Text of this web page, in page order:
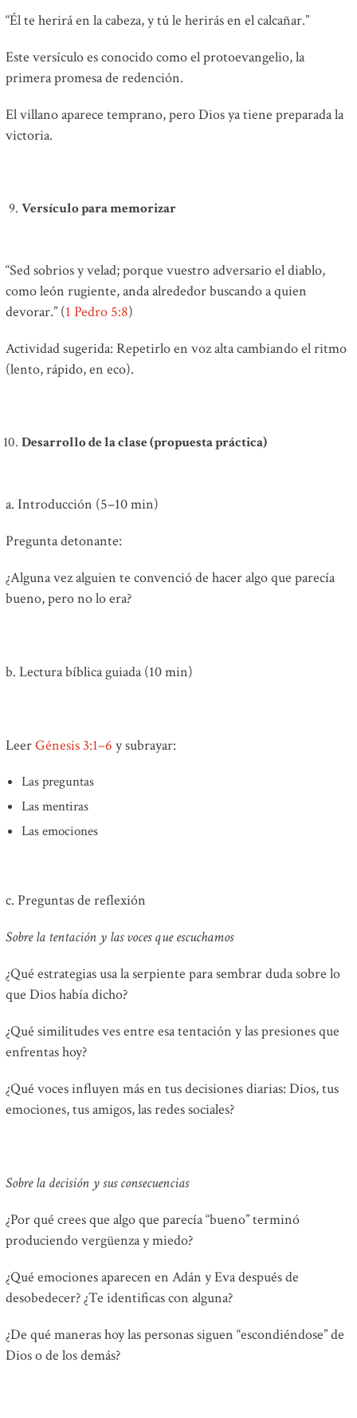
“Él te herirá en la cabeza, y tú le herirás en el calcañar.”
Este versículo es conocido como el protoevangelio, la
primera promesa de redención.
El villano aparece temprano, pero Dios ya tiene preparada la
victoria.
Versículo para memorizar
“Sed sobrios y velad; porque vuestro adversario el diablo,
como león rugiente, anda alrededor buscando a quien
devorar.” (1 Pedro 5:8)
Actividad sugerida: Repetirlo en voz alta cambiando el ritmo
(lento, rápido, en eco).
Desarrollo de la clase (propuesta práctica)
a. Introducción (5–10 min)
Pregunta detonante:
¿Alguna vez alguien te convenció de hacer algo que parecía
bueno, pero no lo era?
b. Lectura bíblica guiada (10 min)
LeerGénesis 3:1–6 y subrayar:
Las preguntas
Las mentiras
Las emociones
c. Preguntas de reflexión
Sobre la tentación y las voces que escuchamos
¿Qué estrategias usa la serpiente para sembrar duda sobre lo
que Dios había dicho?
¿Qué similitudes ves entre esa tentación y las presiones que
enfrentas hoy?
¿Qué voces influyen más en tus decisiones diarias: Dios, tus
emociones, tus amigos, las redes sociales?
Sobre la decisión y sus consecuencias
¿Por qué crees que algo que parecía “bueno” terminó
produciendo vergüenza y miedo?
¿Qué emociones aparecen en Adán y Eva después de
desobedecer? ¿Te identificas con alguna?
¿De qué maneras hoy las personas siguen “escondiéndose” de
Dios o de los demás?